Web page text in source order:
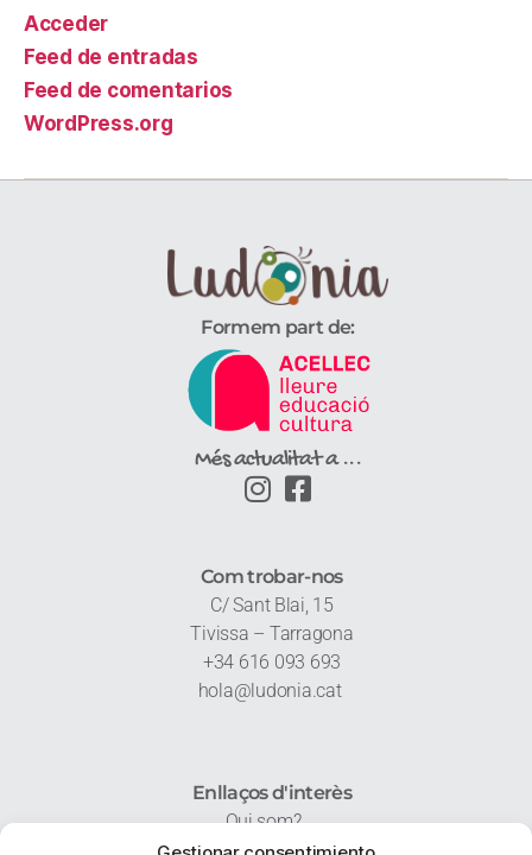
Acceder
Feed de entradas
Feed de comentarios
WordPress.org
Formem part de:
Més actualitat a ...
Com trobar-nos
C/ Sant Blai, 15
Tivissa – Tarragona
+34 616 093 693
hola@ludonia.cat
Enllaços d'interès
Qui som?
Contacta’ns